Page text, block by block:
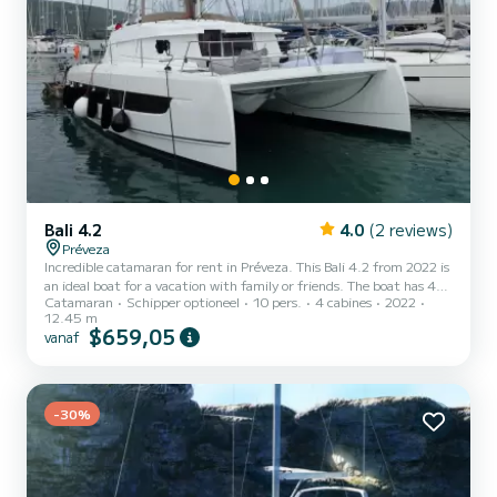
Bali 4.2 4.0 (2 reviews)
Préveza
Incredible catamaran for rent in Préveza. This Bali 4.2 from 2022 is
an ideal boat for a vacation with family or friends. The boat has 4
cabins with all comfort and a capacity of 12 people. With an overall
length of 13 meters, it will be your best ally to spend an
exceptional vacation on the water in the surroundings of Préveza
Furling genoa Het heeft de volgende ui...
Catamaran Schipper optioneel 10 pers. 4 cabines
2022
12.45 m
vanaf $659,05
-30%